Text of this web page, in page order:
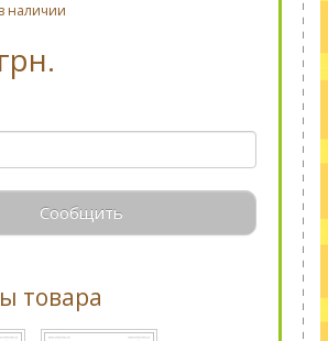
наличии
Сообщить
товара